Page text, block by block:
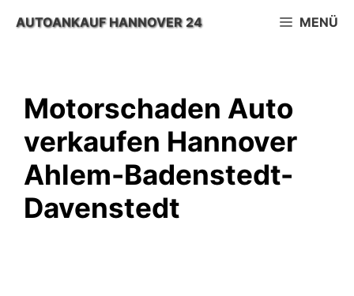
InhaltAUTOANKAUF HANNOVER 24 MENÜ
Motorschaden Auto
verkaufen Hannover
Ahlem-Badenstedt-
Davenstedt